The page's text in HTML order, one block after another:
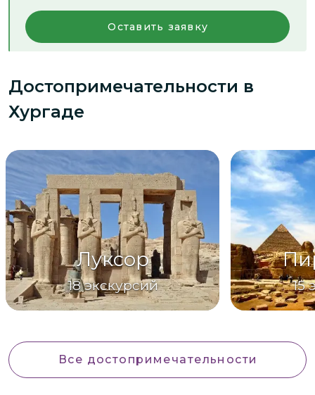
Оставить заявку
Достопримечательности в
Хургаде
Луксор
18 экскурсий 15
Все достопримечательности